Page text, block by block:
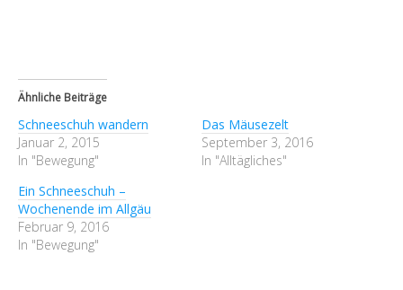
Ähnliche Beiträge
Schneeschuh wandern
Januar 2, 2015
In "Bewegung"
Das Mäusezelt
September 3, 2016
In "Alltägliches"
Ein Schneeschuh –
Wochenende im Allgäu
Februar 9, 2016
In "Bewegung"